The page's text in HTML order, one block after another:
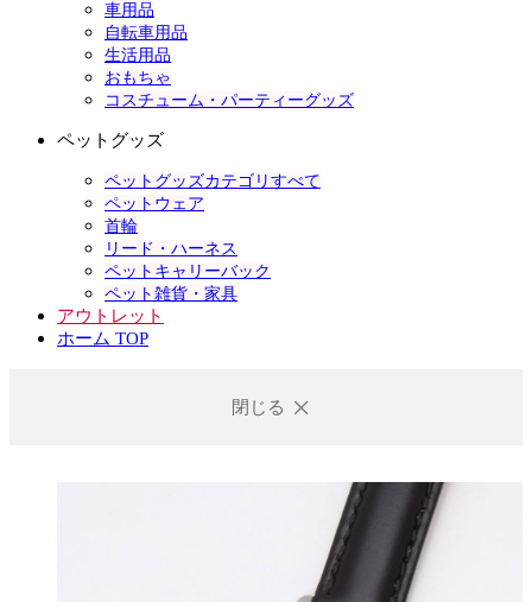
車用品
自転車用品
生活用品
おもちゃ
コスチューム・パーティーグッズ
ペットグッズ
ペットグッズカテゴリすべて
ペットウェア
首輪
リード・ハーネス
ペットキャリーバック
ペット雑貨・家具
アウトレット
ホーム TOP
閉じる